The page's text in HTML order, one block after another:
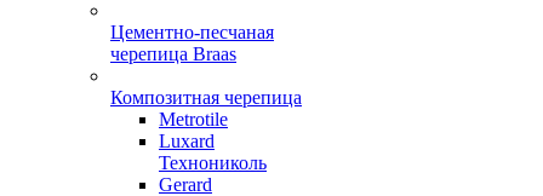
Цементно-песчаная
черепица Braas
Композитная черепица
Metrotile
Luxard
Технониколь
Gerard